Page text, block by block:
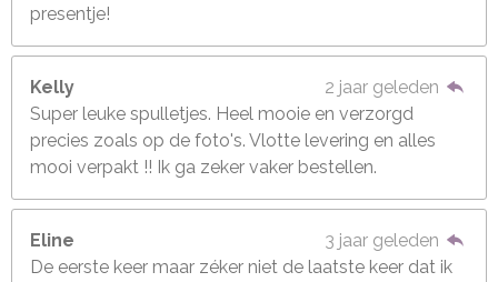
presentje!
Kelly
2 jaar geleden
Super leuke spulletjes. Heel mooie en verzorgd
precies zoals op de foto's. Vlotte levering en alles
mooi verpakt !! Ik ga zeker vaker bestellen.
Eline
3 jaar geleden
De eerste keer maar zéker niet de laatste keer dat ik